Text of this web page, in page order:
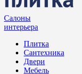
Салоны
интерьера
Плитка
Сантехника
Двери
Мебель